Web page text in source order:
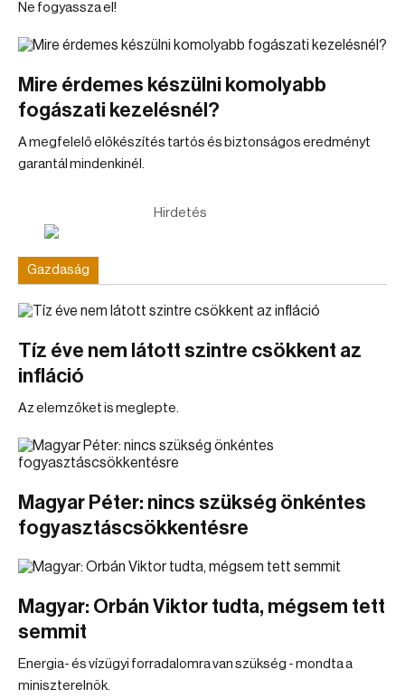
Ne fogyassza el!
Mire érdemes készülni komolyabb
fogászati kezelésnél?
A megfelelő előkészítés tartós és biztonságos eredményt
garantál mindenkinél.
Hirdetés
Gazdaság
Tíz éve nem látott szintre csökkent az
infláció
Az elemzőket is meglepte.
Magyar Péter: nincs szükség önkéntes
fogyasztáscsökkentésre
Magyar: Orbán Viktor tudta, mégsem tett
semmit
Energia- és vízügyi forradalomra van szükség - mondta a
miniszterelnök.